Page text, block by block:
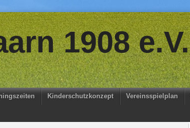
1908 e.V.
Kinderschutzkonzept Vereinsspielplan